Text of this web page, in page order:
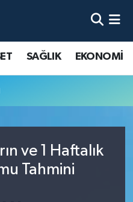
SAĞLIK EKONOMİ
ve 1 Haftalık
Tahmini
Haritası